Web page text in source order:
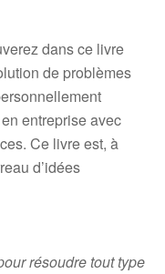
dans ce livre
de problèmes
entreprise avec
Ce livre est, à
d’idées
résoudre tout type